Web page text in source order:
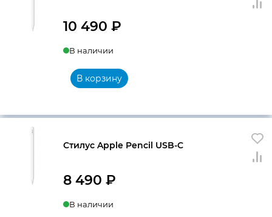
10 490 ₽
В наличии
В корзину
Стилус Apple Pencil USB-C
8 490 ₽
В наличии